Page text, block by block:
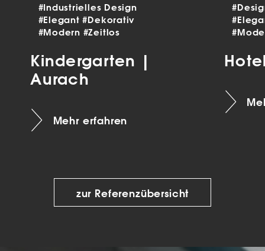
#Industrielles Design
#Elegant#Dekorativ
#Modern #Zeitlos
Kindergarten |
Aurach
Mehr erfahren
zur Referenzübersicht